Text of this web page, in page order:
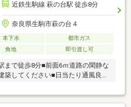
近鉄生駒線 萩の台駅 徒歩8分
奈良県生駒市萩の台４
本下水
都市ガス
角地 即引渡し可
まで徒歩8分■前面6ｍ道路の閑静な
築してください■日当たり通風良好